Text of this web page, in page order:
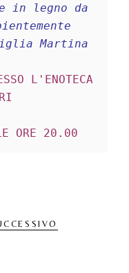
in legno da
Martina
L'ENOTECA
ORE 20.00